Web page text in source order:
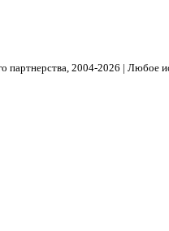
2004- 2026 | Любое